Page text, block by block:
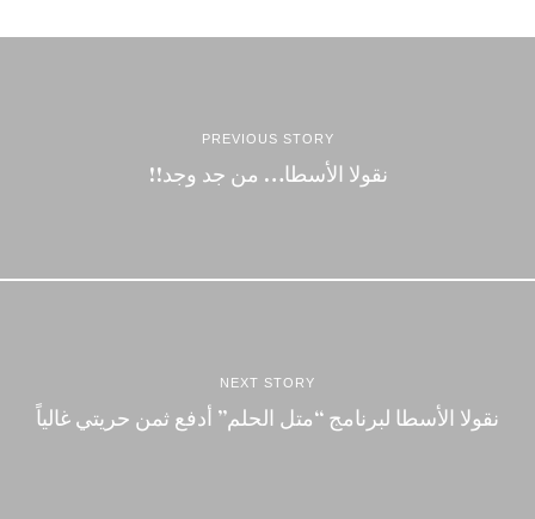
PREVIOUS STORY
نقولا الأسطا… من جد وجد!!
NEXT STORY
نقولا الأسطا لبرنامج “متل الحلم” أدفع ثمن حريتي غالياً